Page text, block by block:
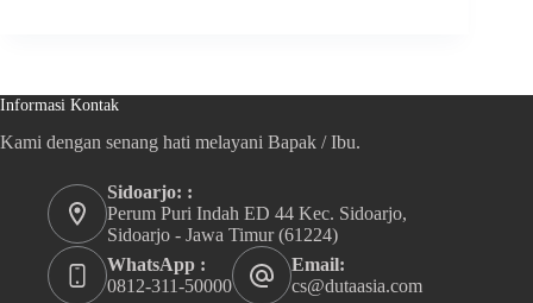
Informasi Kontak
Kami dengan senang hati melayani Bapak / Ibu.
Sidoarjo: :
Perum Puri Indah ED 44 Kec. Sidoarjo,
Sidoarjo - Jawa Timur (61224)
WhatsApp :
0812-311-50000
Email:
cs@dutaasia.com